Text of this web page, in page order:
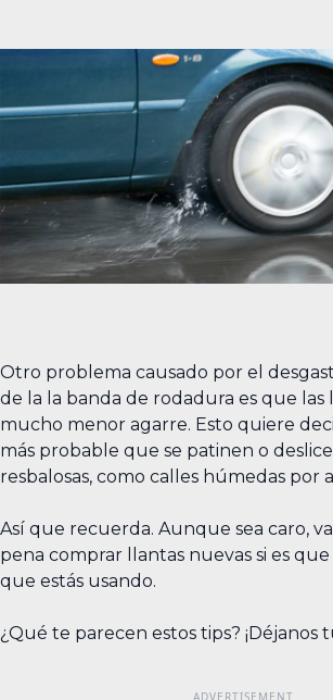
Otro problema causado por el
de la la banda de rodadura es que las
mucho menor agarre. Esto quiere
más probable que se patinen o
resbalosas, como calles húmedas por
Así que recuerda. Aunque sea caro,
pena comprar llantas nuevas si es que
que estás usando.
¿Qué te parecen estos tips? ¡Déjanos